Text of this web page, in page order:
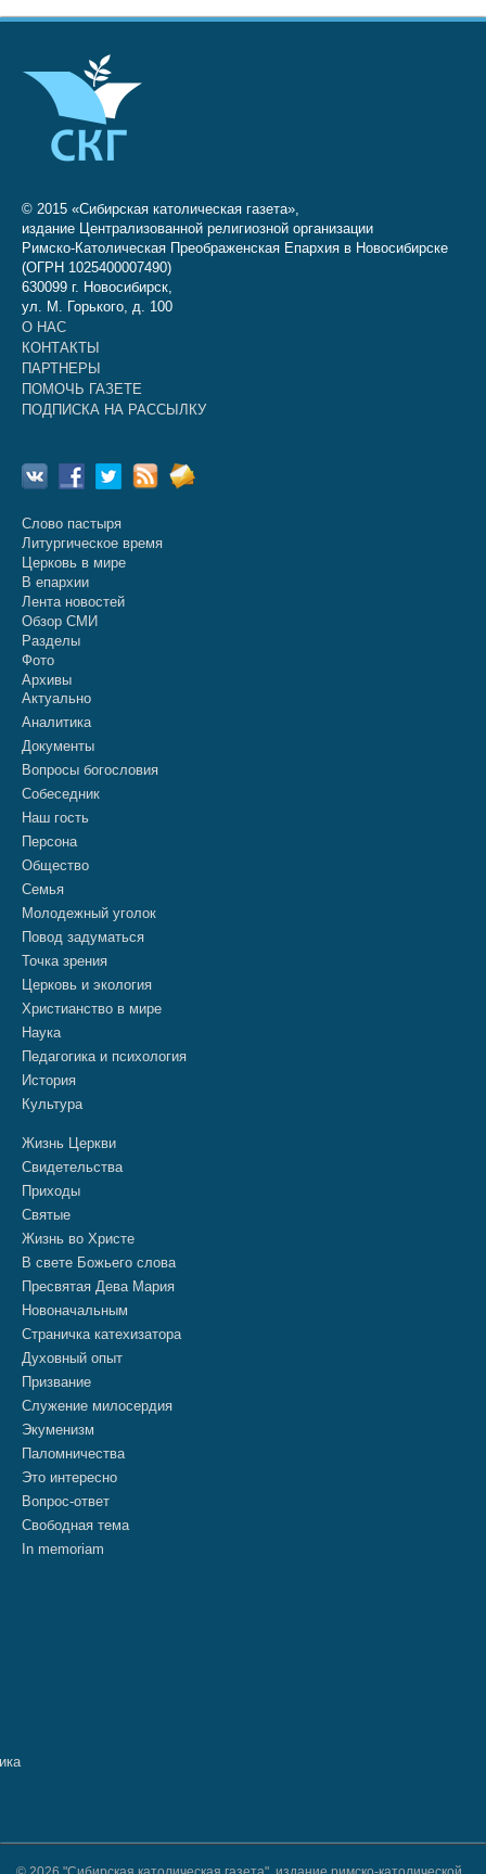
© 2015 «Сибирская католическая газета»,
издание Централизованной религиозной организации
Римско-Католическая Преображенская Епархия в Новосибирске
(ОГРН 1025400007490)
630099 г. Новосибирск,
ул. М. Горького, д. 100
О НАС
КОНТАКТЫ
ПАРТНЕРЫ
ПОМОЧЬ ГАЗЕТЕ
ПОДПИСКА НА РАССЫЛКУ
Слово пастыря
Литургическое время
Церковь в мире
В епархии
Лента новостей
Обзор СМИ
Разделы
Фото
Архивы
Актуально
Аналитика
Документы
Вопросы богословия
Собеседник
Наш гость
Персона
Общество
Семья
Молодежный уголок
Повод задуматься
Точка зрения
Церковь и экология
Христианство в мире
Наука
Педагогика и психология
История
Культура
Жизнь Церкви
Свидетельства
Приходы
Святые
Жизнь во Христе
В свете Божьего слова
Пресвятая Дева Мария
Новоначальным
Страничка катехизатора
Духовный опыт
Призвание
Служение милосердия
Экуменизм
Паломничества
Это интересно
Вопрос-ответ
Свободная тема
In memoriam